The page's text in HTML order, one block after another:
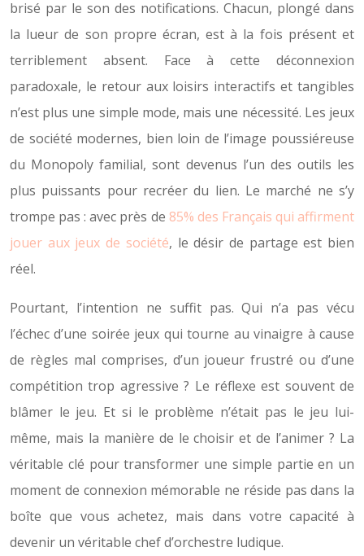
brisé par le son des notifications. Chacun, plongé dans
la lueur de son propre écran, est à la fois présent et
terriblement absent. Face à cette déconnexion
paradoxale, le retour aux loisirs interactifs et tangibles
n’est plus une simple mode, mais une nécessité. Les jeux
de société modernes, bien loin de l’image poussiéreuse
du Monopoly familial, sont devenus l’un des outils les
plus puissants pour recréer du lien. Le marché ne s’y
trompe pas : avec près de 85% des Français qui affirment
jouer aux jeux de société, le désir de partage est bien
réel.
Pourtant, l’intention ne suffit pas. Qui n’a pas vécu
l’échec d’une soirée jeux qui tourne au vinaigre à cause
de règles mal comprises, d’un joueur frustré ou d’une
compétition trop agressive ? Le réflexe est souvent de
blâmer le jeu. Et si le problème n’était pas le jeu lui-
même, mais la manière de le choisir et de l’animer ? La
véritable clé pour transformer une simple partie en un
moment de connexion mémorable ne réside pas dans la
boîte que vous achetez, mais dans votre capacité à
devenir un véritable chef d’orchestre ludique.